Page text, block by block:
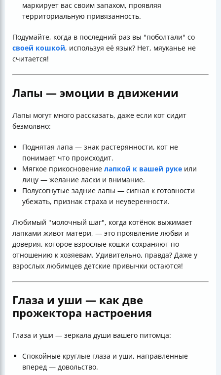
маркирует вас своим запахом, проявляя
территориальную привязанность.
Подумайте, когда в последний раз вы "поболтали" со
своей кошкой, используя её язык? Нет, мяуканье не
считается!
Лапы — эмоции в движении
Лапы могут много рассказать, даже если кот сидит
безмолвно:
Поднятая лапа — знак растерянности, кот не
понимает что происходит.
Мягкое прикосновение лапкой к вашей руке или
лицу — желание ласки и внимание.
Полусогнутые задние лапы — сигнал к готовности
убежать, признак страха и неуверенности.
Любимый "молочный шаг", когда котёнок выжимает
лапками живот матери, — это проявление любви и
доверия, которое взрослые кошки сохраняют по
отношению к хозяевам. Удивительно, правда? Даже у
взрослых любимцев детские привычки остаются!
Глаза и уши — как две
прожектора настроения
Глаза и уши — зеркала души вашего питомца:
Спокойные круглые глаза и уши, направленные
вперед — довольство.